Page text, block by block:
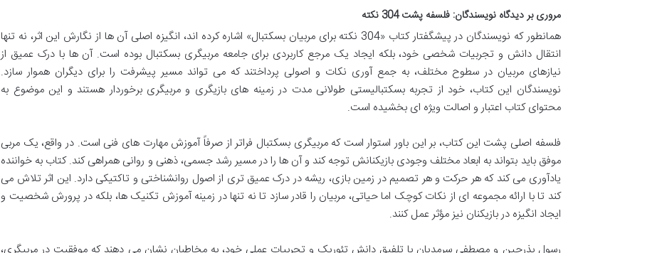
مروری بر دیدگاه نویسندگان: فلسفه پشت 304 نکته
همانطور که نویسندگان در پیشگفتار کتاب «304 نکته برای مربیان بسکتبال» اشاره کرده اند، انگیزه اصلی آن ها از نگارش این اثر، نه تنها
انتقال دانش و تجربیات شخصی خود، بلکه ایجاد یک مرجع کاربردی برای جامعه مربیگری بسکتبال بوده است. آن ها با درک عمیق از
نیازهای مربیان در سطوح مختلف، به جمع آوری نکات و اصولی پرداختند که می تواند مسیر پیشرفت را برای دیگران هموار سازد.
نویسندگان این کتاب، خود از تجربه بسکتبالیستی طولانی مدت در زمینه های بازیگری و مربیگری برخوردار هستند و این موضوع به
محتوای کتاب اعتبار و اصالت ویژه ای بخشیده است.
فلسفه اصلی پشت این کتاب، بر این باور استوار است که مربیگری بسکتبال فراتر از صرفاً آموزش مهارت های فنی است. در واقع، یک مربی
موفق باید بتواند به ابعاد مختلف وجودی بازیکنانش توجه کند و آن ها را در مسیر رشد جسمی، ذهنی و روانی همراهی کند. کتاب به خواننده
یادآوری می کند که هر حرکت و هر تصمیم در زمین بازی، ریشه در درک عمیق تری از اصول روانشناختی و تاکتیکی دارد. این اثر تلاش می
کند تا با ارائه مجموعه ای از نکات کوچک اما حیاتی، مربیان را قادر سازد تا نه تنها در زمینه آموزش تکنیک ها، بلکه در پرورش شخصیت و
ایجاد انگیزه در بازیکنان نیز مؤثر عمل کنند.